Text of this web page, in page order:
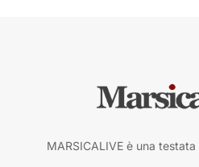
MARSICALIVE è una